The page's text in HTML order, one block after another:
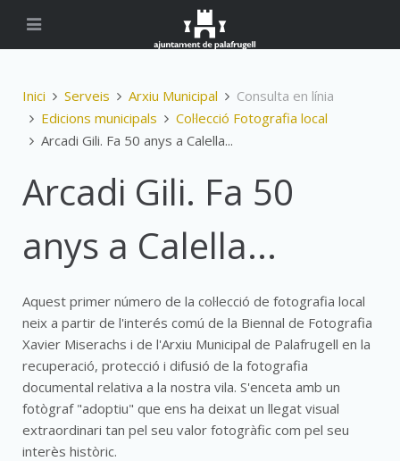
Inici Serveis Arxiu Municipal
Consulta en línia
Edicions municipals
Col·lecció Fotografia local
Arcadi Gili. Fa 50 anys a Calella...
Arcadi Gili. Fa 50
anys a Calella...
Aquest primer número de la col·lecció de fotografia local
neix a partir de l'interés comú de la Biennal de Fotografia
Xavier Miserachs i de l'Arxiu Municipal de Palafrugell en la
recuperació, protecció i difusió de la fotografia
documental relativa a la nostra vila. S'enceta amb un
fotògraf "adoptiu" que ens ha deixat un llegat visual
extraordinari tan pel seu valor fotogràfic com pel seu
interès històric.